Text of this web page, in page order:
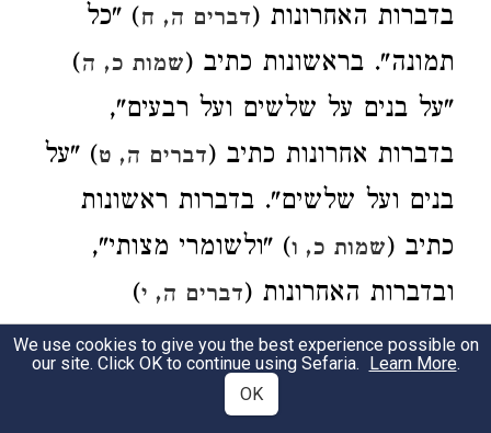
בדברות האחרונות (דברים ה, ח) "כל
תמונה". בראשונות כתיב (שמות כ, ה)
"על בנים על שלשים ועל רבעים",
בדברות אחרונות כתיב (דברים ה, ט) "על
בנים ועל שלשים". בדברות ראשונות
כתיב (שמות כ, ו) "ולשומרי מצותי",
ובדברות האחרונות (דברים ה, י)
"ולשומרי מצותו". בדבור "זכור";
שמות כ, ח ) "זכור את יום
We use cookies to give you the best experience possible on
our site. Click OK to continue using Sefaria. Learn More.
OK